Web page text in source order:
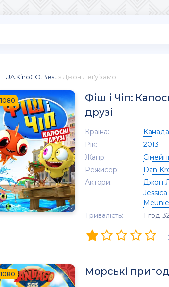
UA.KinoGO.Best » Джон Леґуізамо
1080
Фіш і Чіп:
друзі
Країна:
Канада
Рік:
2013
Жанр:
Режисер:
Dan
Актори:
Джон
Тривалість:
1 год
1080 Морські